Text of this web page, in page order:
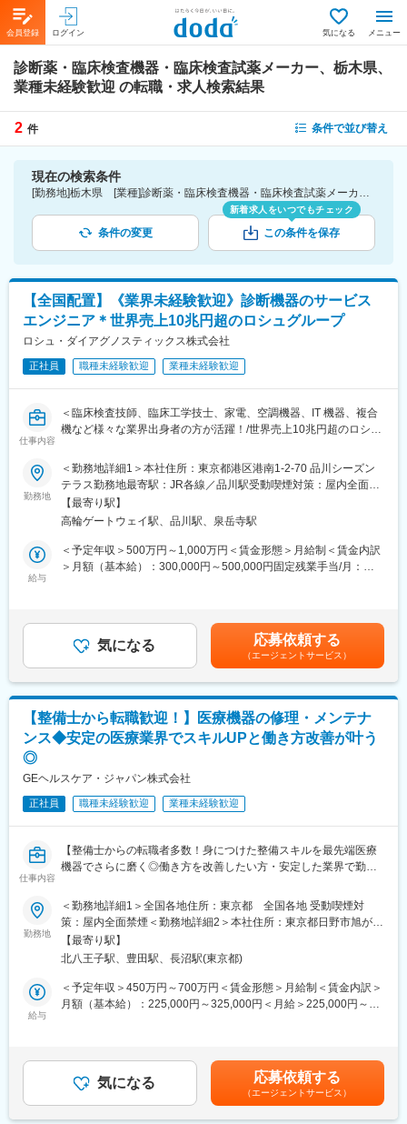
会員登録 ログイン 気になる メニュー
診断薬・臨床検査機器・臨床検査試薬メーカー、栃木県、
業種未経験歓迎 の転職・求人検索結果
2 件 条件で並び替え
現在の検索条件
[勤務地]栃木県 [業種]診断薬・臨床検査機器・臨床検査試薬メーカー-医薬品・医療機器・ライフサイエンス・医療系サービス [こだわり条件ピックアップ]業種未経験歓迎 [詳細条件](募集・採用情報)業種未経験歓迎
条件の変更
新着求人をいつでもチェック
この条件を保存
【全国配置】《業界未経験歓迎》診断機器のサービス
エンジニア＊世界売上10兆円超のロシュグループ
ロシュ・ダイアグノスティックス株式会社
正社員 職種未経験歓迎 業種未経験歓迎
仕事内容
＜臨床検査技師、臨床工学技士、家電、空調機器、IT 機器、複合
機など様々な業界出身者の方が活躍！/世界売上10兆円超のロシュ
業20時間/夜間呼び出しほとんどなし/直行直属/研修体制充実＞
■求人概要：
フィールドサービスエンジニア職として、当社製品の新規据付、
保守点検をお任せいたします。コロナ禍以降、医療や検査の意義
が更に高まりニーズが増加する中での増員採用となります。社会
貢献、顧客への価値向上意識が高く、自身の専門性を高めたい方
・当社検査機器の新規据付
・ユーザー（臨床検査技師）に対する機器の操作説明
※保守点検は契約締結や請求業務はありますが、契約目標などの予
算はありません。
※緊急時の一次対応はコールセンターが対応です。二次対応として
医療機関や検査センターで使用される臨床検査機器になります。
査の質や生産性向上に貢献することができます。実際に本ポジシ
ョンからの声で製品改良に繋がった事例が複数あり、オープンな
■働き方：
・月平均残業時間は20時間程度
・機器の新規設置は夕方～夜にかけて行うケースが月に数回あり
します。夜間/休日の対応は週単位でチームで当番制で行ってお
り、特定の人員が多くならないようにしています。また、当番や
入社後6か月間は東京本社での研修を予定しております。（遠方の
方は住居を手配します。）取り扱い製品数は多いですが、支店配
属後も先輩社員との同行を通して業務習得していただくため、業
勤務地
＜勤務地詳細1＞本社住所：東京都港区港南1-2-70 品川シーズン
テラス勤務地最寄駅：JR各線／品川駅受動喫煙対策：屋内全面禁
煙＜勤務地詳細2＞全国（エリア確約不可）住所：全国いずれかの
配属となります。 受動喫煙対策：敷地内喫煙可能場所あり変更の
【最寄り駅】
高輪ゲートウェイ駅、品川駅、泉岳寺駅
給与
＜予定年収＞500万円～1,000万円＜賃金形態＞月給制＜賃金内訳
＞月額（基本給）：300,000円～500,000円固定残業手当/月：
でのご経験に応じ、決定します。賃金はあくまでも目安の金額で
あり、選考を通じて上下する可能性があります。月給(月額)は固定
手当を含めた表記です。
気になる 応募依頼する
（エージェントサービス）
【整備士から転職歓迎！】医療機器の修理・メンテナ
ンス◆安定の医療業界でスキルUPと働き方改善が叶う
◎
GEヘルスケア・ジャパン株式会社
正社員 職種未経験歓迎 業種未経験歓迎
仕事内容
【整備士からの転職者多数！身につけた整備スキルを最先端医療
機器でさらに磨く◎働き方を改善したい方・安定した業界で勤務
ー】
■業務内容：
医療画像診断装置（CT,MRI）、超音波診断装置や麻酔器、生体モ
ニターを展開する同社のサービスステーションの一員として、下
記のような業務をお任せします。
・医療装置の保守 修理、点検等メンテナンス
に着けることで自然と対応が可能になりますのでご安心くださ
い。
勤務地
＜勤務地詳細1＞全国各地住所：東京都 全国各地 受動喫煙対
策：屋内全面禁煙＜勤務地詳細2＞本社住所：東京都日野市旭が丘
4-7-127 勤務地最寄駅：JR中央線／豊田駅受動喫煙対策：屋内全
面禁煙変更の範囲：会社の定める事業所（リモートワーク含む）
【最寄り駅】
北八王子駅、豊田駅、長沼駅(東京都)
給与
＜予定年収＞450万円～700万円＜賃金形態＞月給制＜賃金内訳＞
月額（基本給）：225,000円～325,000円＜月給＞225,000円～
までも目安の金額であり、選考を通じて上下する可能性がありま
す。賃金はあくまでも目安の金額であり、選考を通じて上下する
可能性があります。月給(月額)は固定手当を含めた表記です。
気になる 応募依頼する
（エージェントサービス）